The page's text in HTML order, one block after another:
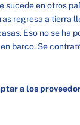
sucede en otros
regresa a tierra
Eso no se ha
barco. Se
a los